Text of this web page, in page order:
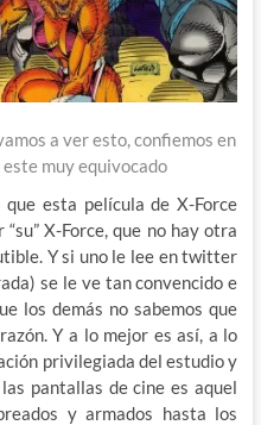
a ver esto, confiemos en
muy equivocado
esta película de X-Force
X-Force, que no hay otra
Y si uno le lee en twitter
se le ve tan convencido e
los demás no sabemos que
Y a lo mejor es así, a lo
privilegiada del estudio y
pantallas de cine es aquel
y armados hasta los